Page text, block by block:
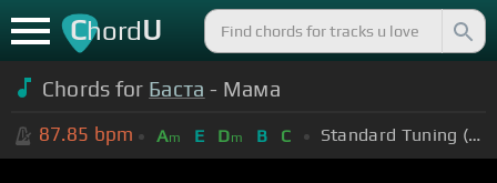
ChordU
Chords for Баста - Мама
87.85 bpm Am E Dm B C Standard Tuning (EADGBE)